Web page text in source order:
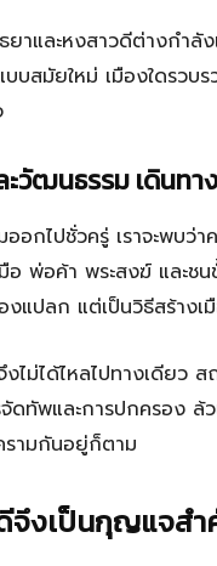
าและหงสาวดีต่างกำลั
บสมัยใหม่ เมืองใดรวบ
ะวัฒนธรรม เดินท
อกไปชั่วครู่ เราจะพบว่
พ่อค้า พระสงฆ์ และชน
งแปลก แต่เป็นวิธีสร้าง
ไม่ได้ไหลไปทางเดียว
ดทัพและการปกครอง ล้
ามกันอยู่ก็ตาม
จึงเป็นกุญแจส